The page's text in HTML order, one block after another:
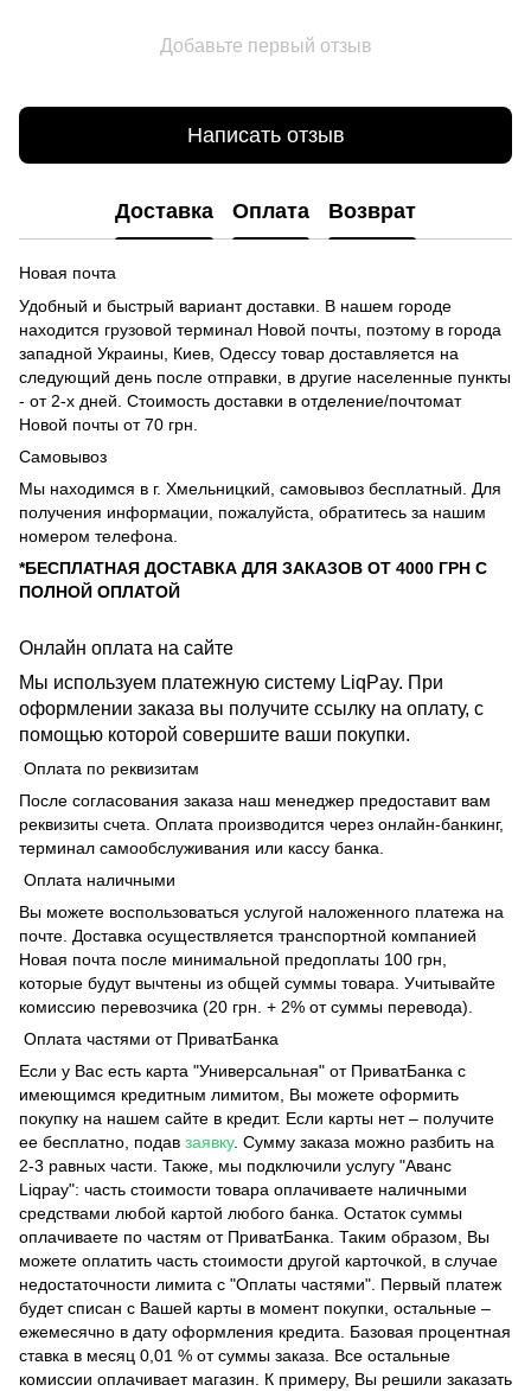
Добавьте первый отзыв
Написать отзыв
Доставка Оплата Возврат
Новая почта
Удобный и быстрый вариант доставки. В нашем городе
находится грузовой терминал Новой почты, поэтому в города
западной Украины, Киев, Одессу товар доставляется на
следующий день после отправки, в другие населенные пункты
- от 2-х дней. Стоимость доставки в отделение/почтомат
Новой почты от 70 грн.
Самовывоз
Мы находимся в г. Хмельницкий, самовывоз бесплатный. Для
получения информации, пожалуйста, обратитесь за нашим
номером телефона.
*БЕСПЛАТНАЯ ДОСТАВКА ДЛЯ ЗАКАЗОВ ОТ 4000 ГРН С
ПОЛНОЙ ОПЛАТОЙ
Онлайн оплата на сайте
Мы используем платежную систему LiqPay. При
оформлении заказа вы получите ссылку на оплату, с
помощью которой совершите ваши покупки.
Оплата по реквизитам
После согласования заказа наш менеджер предоставит вам
реквизиты счета. Оплата производится через онлайн-банкинг,
терминал самообслуживания или кассу банка.
Оплата наличными
Вы можете воспользоваться услугой наложенного платежа на
почте. Доставка осуществляется транспортной компанией
Новая почта после минимальной предоплаты 100 грн,
которые будут вычтены из общей суммы товара. Учитывайте
комиссию перевозчика (20 грн. + 2% от суммы перевода).
Оплата частями от ПриватБанка
Если у Вас есть карта "Универсальная" от ПриватБанка с
имеющимся кредитным лимитом, Вы можете оформить
покупку на нашем сайте в кредит. Если карты нет – получите
ее бесплатно, подав заявку. Сумму заказа можно разбить на
2-3 равных части. Также, мы подключили услугу "Аванс
Liqpay": часть стоимости товара оплачиваете наличными
средствами любой картой любого банка. Остаток суммы
оплачиваете по частям от ПриватБанка. Таким образом, Вы
можете оплатить часть стоимости другой карточкой, в случае
недостаточности лимита с "Оплаты частями". Первый платеж
будет списан с Вашей карты в момент покупки, остальные –
ежемесячно в дату оформления кредита. Базовая процентная
ставка в месяц 0,01 % от суммы заказа. Все остальные
комиссии оплачивает магазин. К примеру, Вы решили заказать